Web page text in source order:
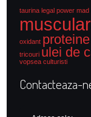
taurina legal power mad
oxidant proteine
tricouri ulei de
vopsea culturisti
Contacteaza-